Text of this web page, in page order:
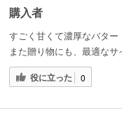
購入者
すごく甘くて濃厚なバター
また贈り物にも、最適なサ
役に立った 0